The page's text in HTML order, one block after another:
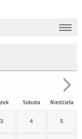
Sobota Niedziela
3 4 5